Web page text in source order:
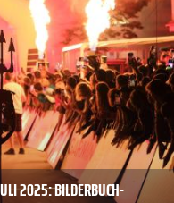
2025: BILDERBUCH-